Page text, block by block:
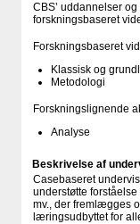
CBS’ uddannelser
forskningsbaseret
Forskningsbaseret
Klassisk og
Metodologi
Forskningslignende
Analyse
Beskrivelse af
Casebaseret
understøtte
mv., der fremlægges
læringsudbyttet for